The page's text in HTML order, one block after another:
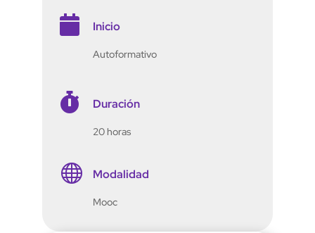
 Inicio
Autoformativo
 Duración
20 horas
 Modalidad
Mooc